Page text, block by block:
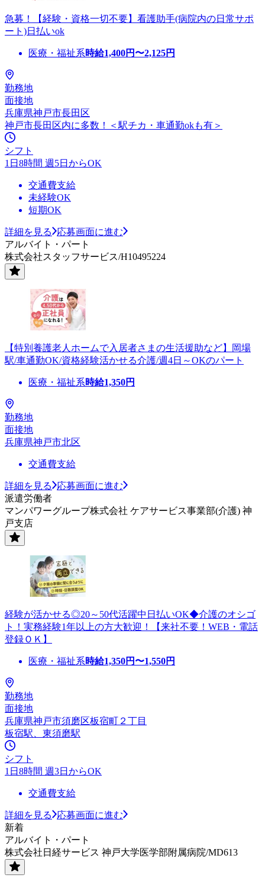
急募！【経験・資格一切不要】看護助手(病院内の日常サポ
ート)日払いok
医療・福祉系時給1,400円〜2,125円
勤務地
面接地
兵庫県神戸市長田区
神戸市長田区内に多数！＜駅チカ・車通勤okも有＞
シフト
1日8時間 週5日からOK
交通費支給
未経験OK
短期OK
詳細を見る
応募画面に進む
アルバイト・パート
株式会社スタッフサービス/H10495224
【特別養護老人ホームで入居者さまの生活援助など】岡場
駅/車通勤OK/資格経験活かせる介護/週4日～OKのパート
医療・福祉系時給1,350円
勤務地
面接地
兵庫県神戸市北区
交通費支給
詳細を見る
応募画面に進む
派遣労働者
マンパワーグループ株式会社 ケアサービス事業部(介護) 神
戸支店
経験が活かせる◎20～50代活躍中日払いOK◆介護のオシゴ
ト！実務経験1年以上の方大歓迎！【来社不要！WEB・電話
登録ＯＫ】
医療・福祉系時給1,350円〜1,550円
勤務地
面接地
兵庫県神戸市須磨区板宿町２丁目
板宿駅、東須磨駅
シフト
1日8時間 週3日からOK
交通費支給
詳細を見る
応募画面に進む
新着
アルバイト・パート
株式会社日経サービス 神戸大学医学部附属病院/MD613